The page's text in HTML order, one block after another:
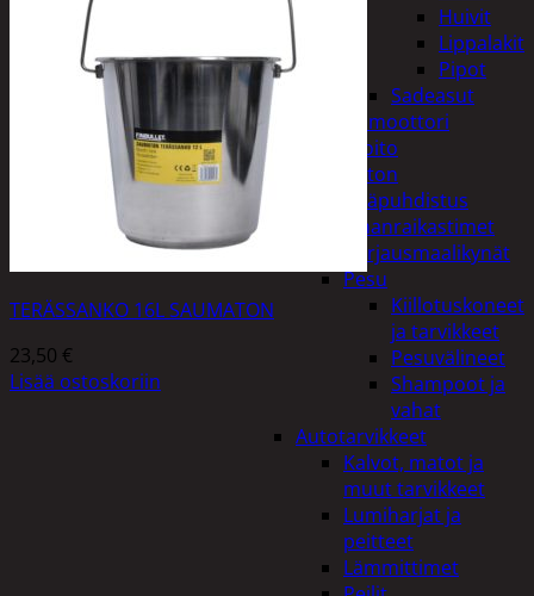
Huivit
Lippalakit
Pipot
Sadeasut
Auto, vene ja moottori
Autonhoito
Auton
sisäpuhdistus
Ilmanraikastimet
Korjausmaalikynät
Pesu
Kiillotuskoneet
ja tarvikkeet
Pesuvälineet
Shampoot ja
vahat
Autotarvikkeet
Kalvot, matot ja
muut tarvikkeet
Lumiharjat ja
peitteet
Lämmittimet
TERÄSSANKO 16L SAUMATON
23,50 €
Lisää ostoskoriin